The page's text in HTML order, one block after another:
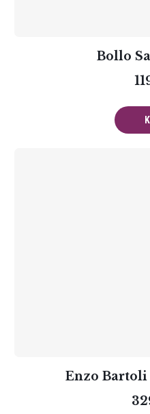
Bollo
Enzo Bartoli